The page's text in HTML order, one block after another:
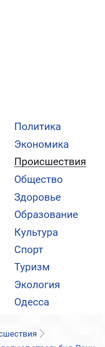
Политика
Экономика
Происшествия
Общество
Здоровье
Образование
Культура
Спорт
Туризм
Экология
Одесса